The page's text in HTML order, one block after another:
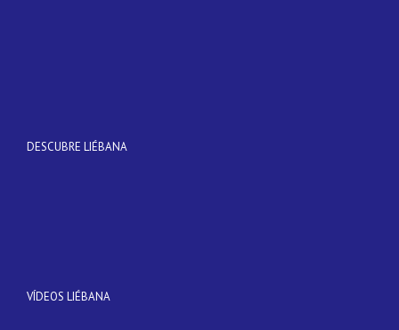
DESCUBRE LIÉBANA
VÍDEOS LIÉBANA